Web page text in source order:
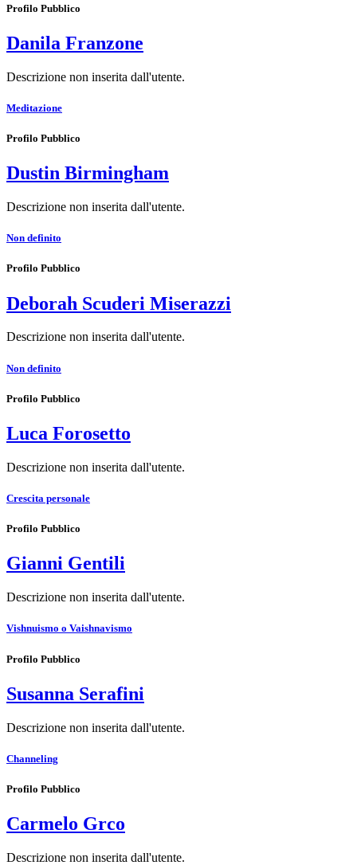
Profilo Pubblico
Danila Franzone
Descrizione non inserita dall'utente.
Meditazione
Profilo Pubblico
Dustin Birmingham
Descrizione non inserita dall'utente.
Non definito
Profilo Pubblico
Deborah Scuderi Miserazzi
Descrizione non inserita dall'utente.
Non definito
Profilo Pubblico
Luca Forosetto
Descrizione non inserita dall'utente.
Crescita personale
Profilo Pubblico
Gianni Gentili
Descrizione non inserita dall'utente.
Vishnuismo o Vaishnavismo
Profilo Pubblico
Susanna Serafini
Descrizione non inserita dall'utente.
Channeling
Profilo Pubblico
Carmelo Grco
Descrizione non inserita dall'utente.